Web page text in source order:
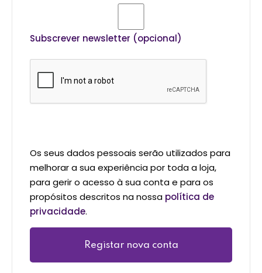
Subscrever newsletter (opcional)
Os seus dados pessoais serão utilizados para
melhorar a sua experiência por toda a loja,
para gerir o acesso à sua conta e para os
propósitos descritos na nossa política de
privacidade.
Registar nova conta